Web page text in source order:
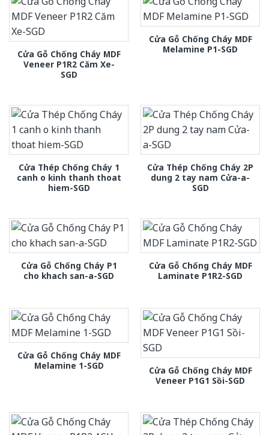
Cửa Gỗ Chống Cháy MDF
Veneer P1R2 Căm Xe-
SGD
Cửa Gỗ Chống Cháy MDF
Melamine P1-SGD
Cửa Thép Chống Cháy 1
canh o kinh thanh thoat
hiem-SGD
Cửa Thép Chống Cháy 2P
dung 2 tay nam Cửa-a-
SGD
Cửa Gỗ Chống Cháy P1
cho khach san-a-SGD
Cửa Gỗ Chống Cháy MDF
Laminate P1R2-SGD
Cửa Gỗ Chống Cháy MDF
Melamine 1-SGD
Cửa Gỗ Chống Cháy MDF
Veneer P1G1 Sồi-SGD